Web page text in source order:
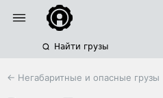
Найти грузы
← Негабаритные и опасные грузы